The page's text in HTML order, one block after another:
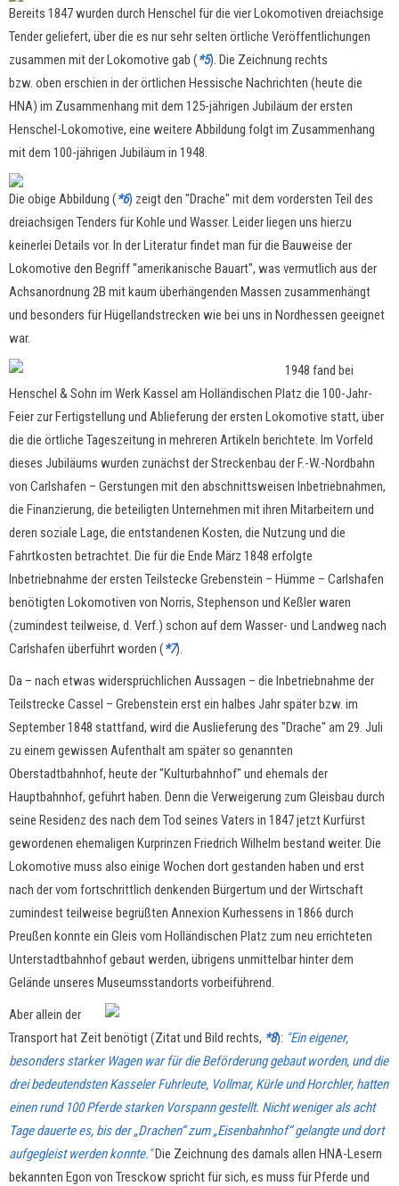
Bereits 1847 wurden durch Henschel für die vier Lokomotiven dreiachsige
Tender geliefert, über die es nur sehr selten örtliche Veröffentlichungen
zusammen mit der Lokomotive gab (*5). Die Zeichnung rechts
bzw. oben erschien in der örtlichen Hessische Nachrichten (heute die
HNA) im Zusammenhang mit dem 125-jährigen Jubiläum der ersten
Henschel-Lokomotive, eine weitere Abbildung folgt im Zusammenhang
mit dem 100-jährigen Jubiläum in 1948.
Die obige Abbildung (*6) zeigt den "Drache" mit dem vordersten Teil des
dreiachsigen Tenders für Kohle und Wasser. Leider liegen uns hierzu
keinerlei Details vor. In der Literatur findet man für die Bauweise der
Lokomotive den Begriff "amerikanische Bauart", was vermutlich aus der
Achsanordnung 2B mit kaum überhängenden Massen zusammenhängt
und besonders für Hügellandstrecken wie bei uns in Nordhessen geeignet
war.
1948 fand bei
Henschel & Sohn im Werk Kassel am Holländischen Platz die 100-Jahr-
Feier zur Fertigstellung und Ablieferung der ersten Lokomotive statt, über
die die örtliche Tageszeitung in mehreren Artikeln berichtete. Im Vorfeld
dieses Jubiläums wurden zunächst der Streckenbau der F.-W.-Nordbahn
von Carlshafen – Gerstungen mit den abschnittsweisen Inbetriebnahmen,
die Finanzierung, die beteiligten Unternehmen mit ihren Mitarbeitern und
deren soziale Lage, die entstandenen Kosten, die Nutzung und die
Fahrtkosten betrachtet. Die für die Ende März 1848 erfolgte
Inbetriebnahme der ersten Teilstecke Grebenstein – Hümme – Carlshafen
benötigten Lokomotiven von Norris, Stephenson und Keßler waren
(zumindest teilweise, d. Verf.) schon auf dem Wasser- und Landweg nach
Carlshafen überführt worden (*7).
Da – nach etwas widersprüchlichen Aussagen – die Inbetriebnahme der
Teilstrecke Cassel – Grebenstein erst ein halbes Jahr später bzw. im
September 1848 stattfand, wird die Auslieferung des "Drache" am 29. Juli
zu einem gewissen Aufenthalt am später so genannten
Oberstadtbahnhof, heute der "Kulturbahnhof" und ehemals der
Hauptbahnhof, geführt haben. Denn die Verweigerung zum Gleisbau durch
seine Residenz des nach dem Tod seines Vaters in 1847 jetzt Kurfürst
gewordenen ehemaligen Kurprinzen Friedrich Wilhelm bestand weiter. Die
Lokomotive muss also einige Wochen dort gestanden haben und erst
nach der vom fortschrittlich denkenden Bürgertum und der Wirtschaft
zumindest teilweise begrüßten Annexion Kurhessens in 1866 durch
Preußen konnte ein Gleis vom Holländischen Platz zum neu errichteten
Unterstadtbahnhof gebaut werden, übrigens unmittelbar hinter dem
Gelände unseres Museumsstandorts vorbeiführend.
Aber allein der
Transport hat Zeit benötigt (Zitat und Bild rechts, *8): "Ein eigener,
besonders starker Wagen war für die Beförderung gebaut worden, und die
drei bedeutendsten Kasseler Fuhrleute, Vollmar, Kürle und Horchler, hatten
einen rund 100 Pferde starken Vorspann gestellt. Nicht weniger als acht
Tage dauerte es, bis der „Drachen“ zum „Eisenbahnhof“ gelangte und dort
aufgegleist werden konnte."Die Zeichnung des damals allen HNA-Lesern
bekannten Egon von Tresckow spricht für sich, es muss für Pferde und